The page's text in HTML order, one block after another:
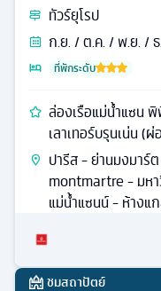
ทัวร์ยุโรป
ก.ย. / ต.ค. / พ.ย. /
ที่พักระดับ
ล่องเรือแม่น้ำแซน
เลาเทอร์บรุนเน่น (
ปารีส - ย่านมงมาร์
montmartre - มหา
แม่น้ำแซนน์ - ห้างแ
ชมสถาปัตย์